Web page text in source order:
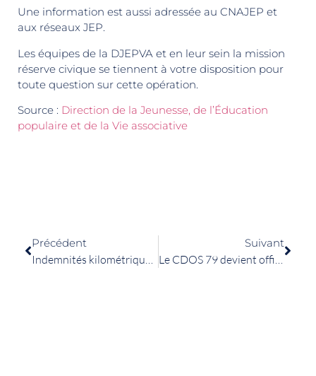
Une information est aussi adressée au CNAJEP et
aux réseaux JEP.
Les équipes de la DJEPVA et en leur sein la mission
réserve civique se tiennent à votre disposition pour
toute question sur cette opération.
Source : Direction de la Jeunesse, de l’Éducation
populaire et de la Vie associative
Précédent
Indemnités kilométriques 2020 : nouveau barème
Suivant
Le CDOS 79 devient officiellement « TERRE DE JEUX 2024 »